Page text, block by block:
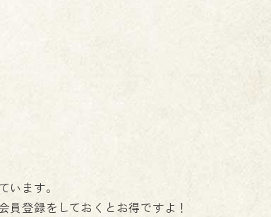
います。
員登録をしておくとお得ですよ！